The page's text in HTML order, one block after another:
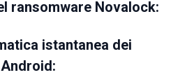
ransomware Novalock:
istantanea dei